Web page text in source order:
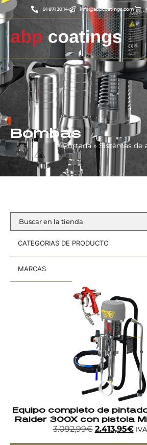
91 871 30 14 info@abpcoatings.com
Bombas
Portada» Sistemas de
CATEGORIAS DE PRODUCTO
MARCAS
Equipo completo de
Raider 300X con pistola
3.092,99€ 2.413,95€